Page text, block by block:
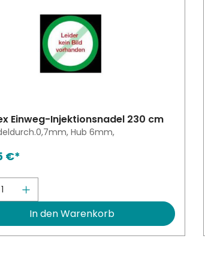
zu reduzieren.
um die Anzahl zu
ein oder benutze die
Einweg-Injektionsnadel 230 cm
Hub 6mm,
€*
Anzahl: Gib den
In den Warenkorb